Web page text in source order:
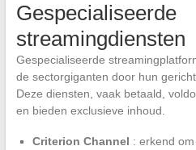
Gespecialiseerde
streamingdiensten
Gespecialiseerde
de sectorgiganten door hun
Deze diensten, vaak betaald,
en bieden exclusieve inhoud.
Criterion Channel : erkend